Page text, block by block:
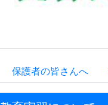
保護者の皆さんへ